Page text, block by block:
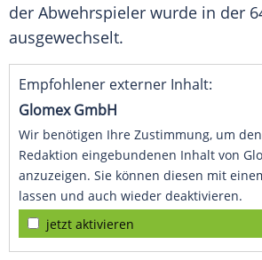
der Abwehrspieler wurde in der
ausgewechselt.
Empfohlener externer Inhalt:
Glomex GmbH
Wir benötigen Ihre Zustimmung, um
Redaktion eingebundenen Inhalt von
anzuzeigen. Sie können diesen mit
lassen und auch wieder deaktivieren.
jetzt aktivieren